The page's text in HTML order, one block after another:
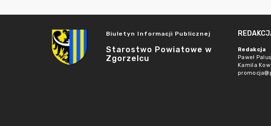
Biuletyn Informacji Publicznej
Starostwo Powiatowe w
Zgorzelcu
Redakcja
Paweł
Kamila